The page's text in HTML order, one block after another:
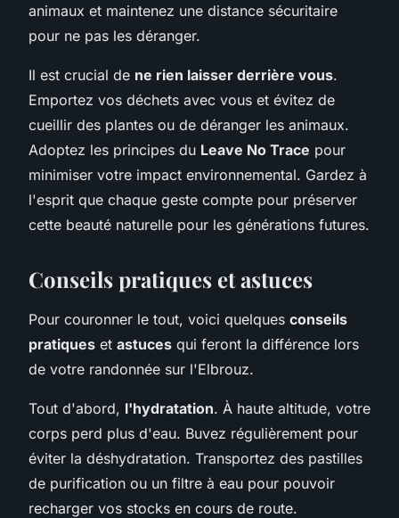
animaux et maintenez une distance sécuritaire
pour ne pas les déranger.
Il est crucial de ne rien laisser derrière vous.
Emportez vos déchets avec vous et évitez de
cueillir des plantes ou de déranger les animaux.
Adoptez les principes du Leave No Trace pour
minimiser votre impact environnemental. Gardez à
l'esprit que chaque geste compte pour préserver
cette beauté naturelle pour les générations futures.
Conseils pratiques et astuces
Pour couronner le tout, voici quelques conseils
pratiques et astuces qui feront la différence lors
de votre randonnée sur l'Elbrouz.
Tout d'abord, l'hydratation. À haute altitude, votre
corps perd plus d'eau. Buvez régulièrement pour
éviter la déshydratation. Transportez des pastilles
de purification ou un filtre à eau pour pouvoir
recharger vos stocks en cours de route.